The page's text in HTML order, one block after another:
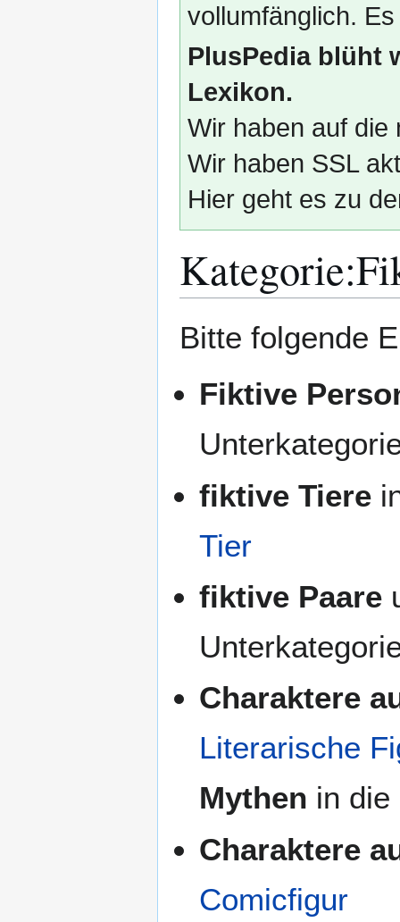
vollumfänglich.
PlusPedia blüht
Lexikon.
Wir haben auf die
Wir haben SSL
Hier geht es zu
Kategorie:
Navigation
Suche
Bitte folgende
Fiktive
fiktive Tiere
Tier
fiktive Paare
Charaktere
Literarische
Mythen in
Charaktere
Comicfigur